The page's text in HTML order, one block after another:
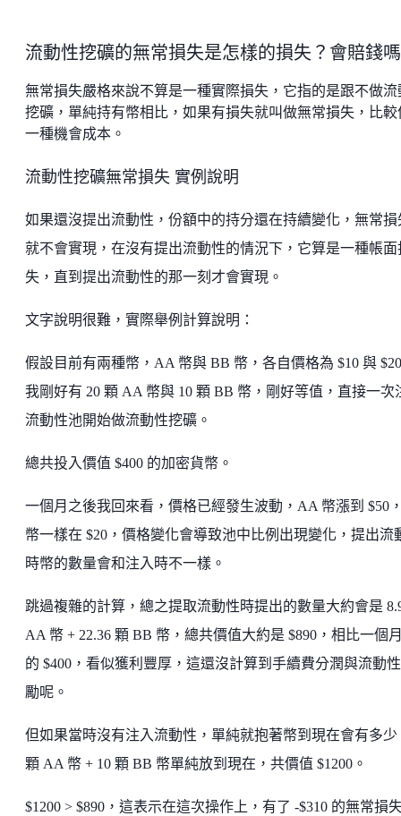
流動性挖礦的無常損失是怎樣的損失？會賠錢
無常損失嚴格來說不算是一種實際損失，它指的是跟不做流
挖礦，單純持有幣相比，如果有損失就叫做無常損失，比較
一種機會成本。
流動性挖礦無常損失 實例說明
如果還沒提出流動性，份額中的持分還在持續變化，無常損
就不會實現，在沒有提出流動性的情況下，它算是一種帳面
失，直到提出流動性的那一刻才會實現。
文字說明很難，實際舉例計算說明：
假設目前有兩種幣，AA 幣與 BB 幣，各自價格為 $10 與
我剛好有 20 顆 AA 幣與 10 顆 BB 幣，剛好等值，直接一次
流動性池開始做流動性挖礦。
總共投入價值 $400 的加密貨幣。
一個月之後我回來看，價格已經發生波動，AA 幣漲到 $50
幣一樣在 $20，價格變化會導致池中比例出現變化，提出流
時幣的數量會和注入時不一樣。
跳過複雜的計算，總之提取流動性時提出的數量大約會是
AA 幣 + 22.36 顆 BB 幣，總共價值大約是 $890，相比一個
的 $400，看似獲利豐厚，這還沒計算到手續費分潤與流動
勵呢。
但如果當時沒有注入流動性，單純就抱著幣到現在會有多少
顆 AA 幣 + 10 顆 BB 幣單純放到現在，共價值 $1200。
$1200 > $890，這表示在這次操作上，有了 -$310 的無常損